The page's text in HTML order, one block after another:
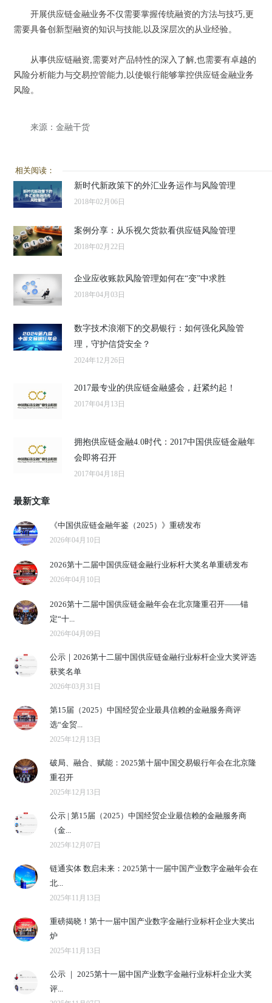
开展供应链金融业务不仅需要掌握传统融资的方法与技巧,更
需要具备创新型融资的知识与技能,以及深层次的从业经验。
从事供应链融资,需要对产品特性的深入了解,也需要有卓越的
风险分析能力与交易控管能力,以使银行能够掌控供应链金融业务
风险。
来源：金融干货
相关阅读：
新时代新政策下的外汇业务运作与风险管理
2018年02月06日
案例分享：从乐视欠货款看供应链风险管理
2018年02月22日
企业应收账款风险管理如何在“变”中求胜
2018年04月03日
数字技术浪潮下的交易银行：如何强化风险管
理，守护信贷安全？
2024年12月26日
2017最专业的供应链金融盛会，赶紧约起！
2017年04月13日
拥抱供应链金融4.0时代：2017中国供应链金融年
会即将召开
2017年04月18日
最新文章
《中国供应链金融年鉴（2025）》重磅发布
2026年04月10日
2026第十二届中国供应链金融行业标杆大奖名单重磅发布
2026年04月10日
2026第十二届中国供应链金融年会在北京隆重召开——锚
定“十...
2026年04月09日
公示｜2026第十二届中国供应链金融行业标杆企业大奖评选
获奖名单
2026年03月31日
第15届（2025）中国经贸企业最具信赖的金融服务商评
选“金贸...
2025年12月13日
破局、融合、赋能：2025第十届中国交易银行年会在北京隆
重召开
2025年12月13日
公示 | 第15届（2025）中国经贸企业最信赖的金融服务商
（金...
2025年12月07日
链通实体 数启未来：2025第十一届中国产业数字金融年会在
北...
2025年11月13日
重磅揭晓！第十一届中国产业数字金融行业标杆企业大奖出
炉
2025年11月13日
公示 ｜ 2025第十一届中国产业数字金融行业标杆企业大奖
评...